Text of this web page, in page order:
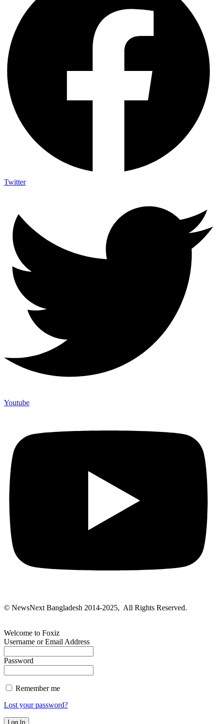
Twitter
Youtube
© NewsNext Bangladesh 2014-2025, All Rights Reserved.
Welcome to Foxiz
Username or Email Address
Password
Remember me
Lost your password?